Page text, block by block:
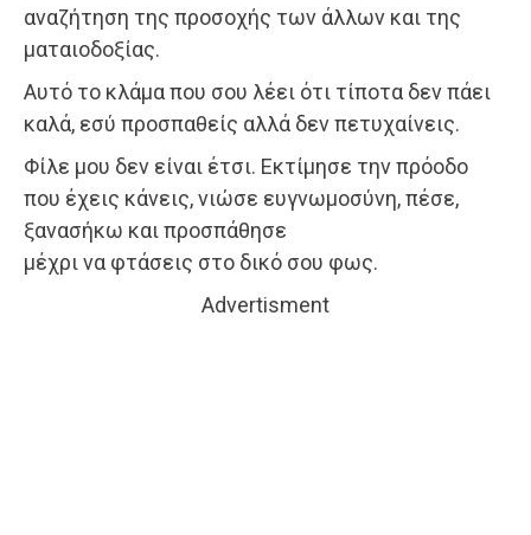
αναζήτηση της προσοχής των άλλων και της
ματαιοδοξίας.
Αυτό το κλάμα που σου λέει ότι τίποτα δεν πάει
καλά, εσύ προσπαθείς αλλά δεν πετυχαίνεις.
Φίλε μου δεν είναι έτσι. Εκτίμησε την πρόοδο
που έχεις κάνεις, νιώσε ευγνωμοσύνη, πέσε,
ξανασήκω και προσπάθησε
μέχρι να φτάσεις στο δικό σου φως.
Advertisment